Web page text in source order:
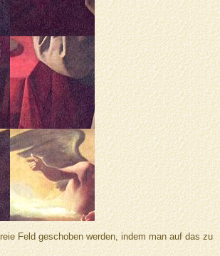
Feld geschoben werden, indem man auf das zu